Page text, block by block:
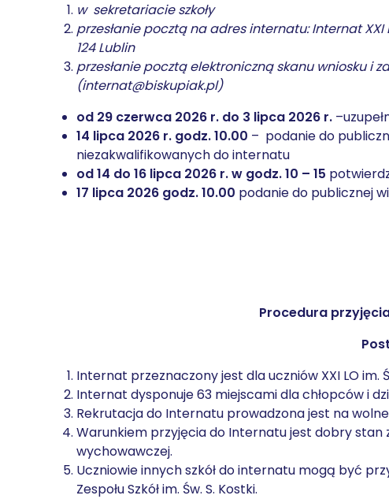
w sekretariacie szkoły
przesłanie pocztą na adres internatu: Internat XXI
124 Lublin
przesłanie pocztą elektroniczną skanu wniosku i
(internat@biskupiak.pl)
od 29 czerwca 2026 r. do 3 lipca 2026 r.
14 lipca 2026 r. godz. 10.00 – podanie do
niezakwalifikowanych do internatu
od 14 do 16 lipca 2026 r. w godz. 10 – 15
17 lipca 2026 godz. 10.00 podanie do publicznej
Procedura
Internat przeznaczony jest dla uczniów XXI LO im.
Internat dysponuje 63 miejscami dla chłopców i
Rekrutacja do Internatu prowadzona jest na
Warunkiem przyjęcia do Internatu jest dobry
wychowawczej.
Uczniowie innych szkół do internatu mogą być
Zespołu Szkół im. Św. S. Kostki.